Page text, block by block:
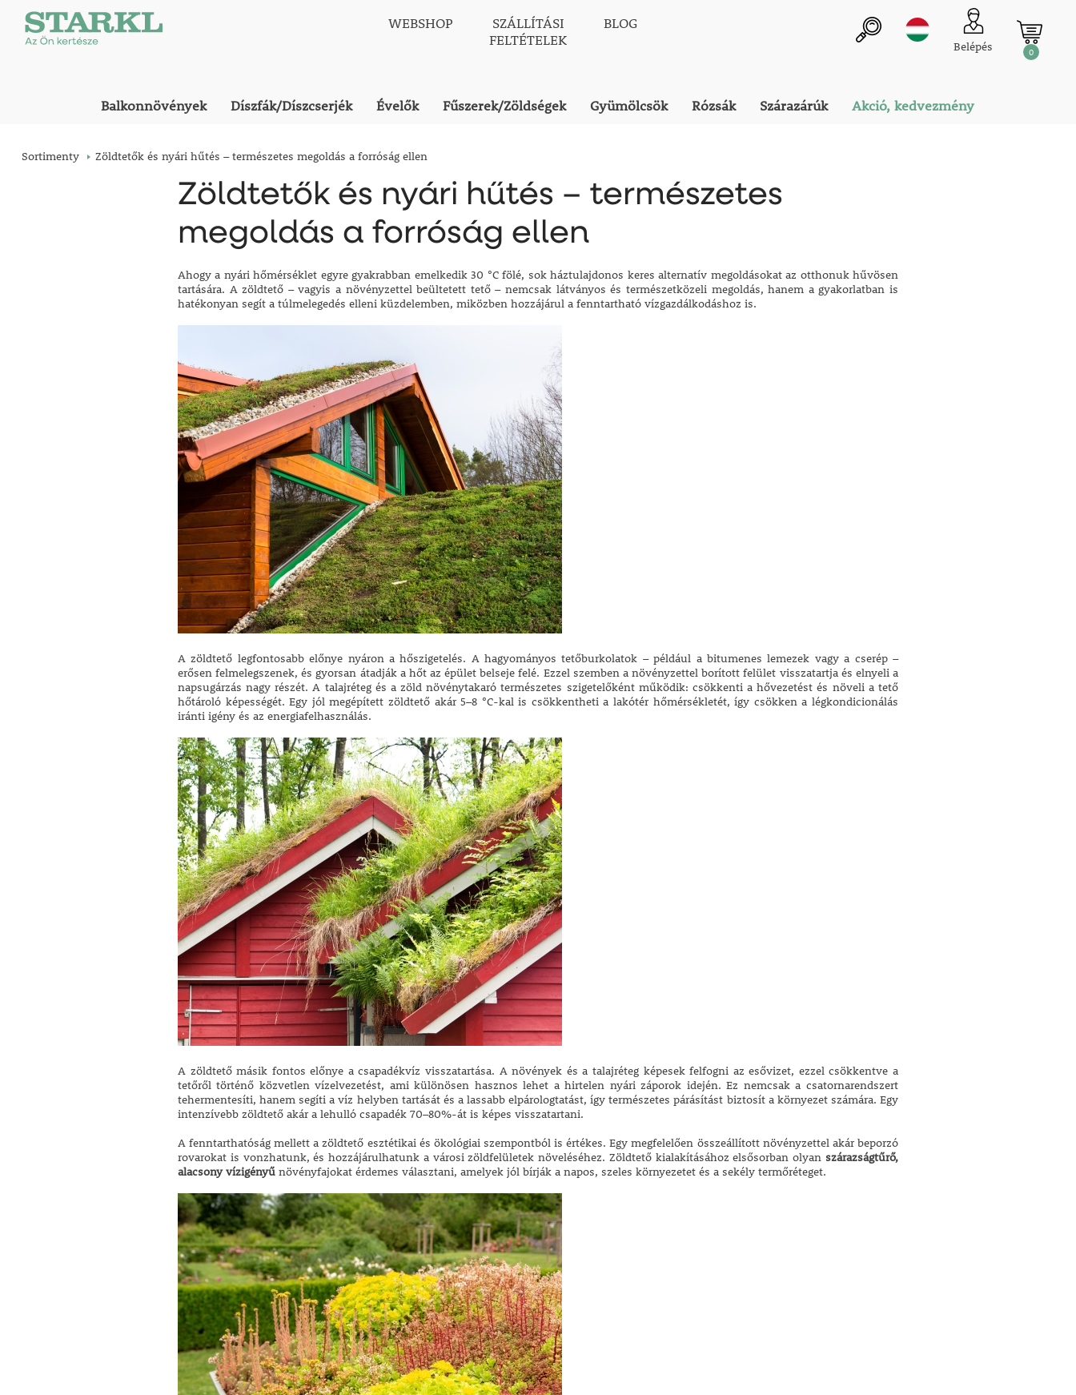
WEBSHOP
SZÁLLÍTÁSI
FELTÉTELEK
BLOG
Belépés 0
Balkonnövények Díszfák/Díszcserjék Évelők Fűszerek/Zöldségek Gyümölcsök Rózsák Szárazárúk Akció, kedvezmény
Sortimenty Zöldtetők és nyári hűtés – természetes megoldás a forróság ellen
Zöldtetők és nyári hűtés – természetes
megoldás a forróság ellen
Ahogy a nyári hőmérséklet egyre gyakrabban emelkedik 30 °C fölé, sok háztulajdonos keres alternatív megoldásokat az otthonuk hűvösen
tartására. A zöldtető – vagyis a növényzettel beültetett tető – nemcsak látványos és természetközeli megoldás, hanem a gyakorlatban is
hatékonyan segít a túlmelegedés elleni küzdelemben, miközben hozzájárul a fenntartható vízgazdálkodáshoz is.
A zöldtető legfontosabb előnye nyáron a hőszigetelés. A hagyományos tetőburkolatok – például a bitumenes lemezek vagy a cserép –
erősen felmelegszenek, és gyorsan átadják a hőt az épület belseje felé. Ezzel szemben a növényzettel borított felület visszatartja és elnyeli a
napsugárzás nagy részét. A talajréteg és a zöld növénytakaró természetes szigetelőként működik: csökkenti a hővezetést és növeli a tető
hőtároló képességét. Egy jól megépített zöldtető akár 5–8 °C-kal is csökkentheti a lakótér hőmérsékletét, így csökken a légkondicionálás
iránti igény és az energiafelhasználás.
A zöldtető másik fontos előnye a csapadékvíz visszatartása. A növények és a talajréteg képesek felfogni az esővizet, ezzel csökkentve a
tetőről történő közvetlen vízelvezetést, ami különösen hasznos lehet a hirtelen nyári záporok idején. Ez nemcsak a csatornarendszert
tehermentesíti, hanem segíti a víz helyben tartását és a lassabb elpárologtatást, így természetes párásítást biztosít a környezet számára. Egy
intenzívebb zöldtető akár a lehulló csapadék 70–80%-át is képes visszatartani.
A fenntarthatóság mellett a zöldtető esztétikai és ökológiai szempontból is értékes. Egy megfelelően összeállított növényzettel akár beporzó
rovarokat is vonzhatunk, és hozzájárulhatunk a városi zöldfelületek növeléséhez. Zöldtető kialakításához elsősorban olyan szárazságtűrő,
alacsony vízigényűnövényfajokat érdemes választani, amelyek jól bírják a napos, szeles környezetet és a sekély termőréteget.